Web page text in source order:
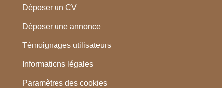
Déposer un CV
Déposer une annonce
Témoignages utilisateurs
Informations légales
Paramètres des cookies